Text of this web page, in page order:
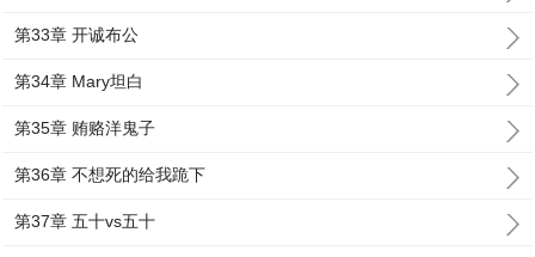
第33章 开诚布公
第34章 Mary坦白
第35章 贿赂洋鬼子
第36章 不想死的给我跪下
第37章 五十vs五十